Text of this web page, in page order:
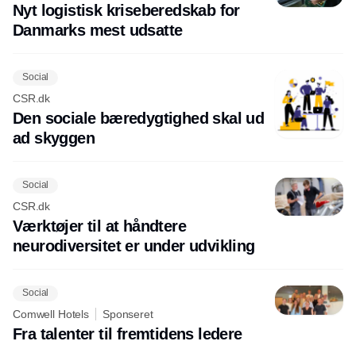
Nyt logistisk kriseberedskab for
Danmarks mest udsatte
Social
CSR.dk
Den sociale bæredygtighed skal ud
ad skyggen
Social
CSR.dk
Værktøjer til at håndtere
neurodiversitet er under udvikling
Social
Comwell Hotels Sponseret
Fra talenter til fremtidens ledere